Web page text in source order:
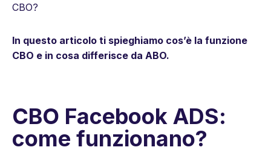
CBO?
In questo articolo ti spieghiamo cos’è la funzione
CBO e in cosa differisce da ABO.
CBO Facebook ADS:
come funzionano?